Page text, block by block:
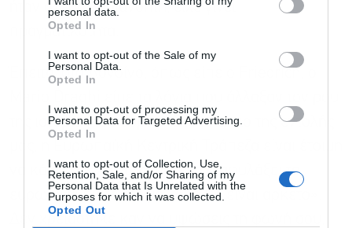
personal data.
Opted In
I want to opt-out of the Sale of my
Personal Data.
Opted In
I want to opt-out of processing my
Personal Data for Targeted Advertising.
Opted In
I want to opt-out of Collection, Use,
Retention, Sale, and/or Sharing of my
Personal Data that Is Unrelated with the
Purposes for which it was collected.
Opted Out
ήταν σχεδόν αδιανόητη, είχε γίνει
πραγματικότητα.
Έπειτα, στο Λονδίνο, όπως είπε ο Friedrich, ο
της ιστορίας του ευρώ: «Στο πλαίσιο της εντολής
να κάνει ό,τι χρειαστεί για να διαφυλάξει το
ευρώ. Και πιστέψτε με, αυτό θα είναι αρκετό».
Δεν χρειάστηκε καν να υψώσεις τη φωνή σου,
και την πολιτική απορρήτου